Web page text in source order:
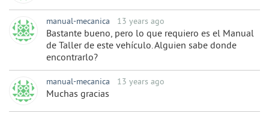
manual-mecanica 13 years ago
Bastante bueno, pero lo que requiero es el Manual
de Taller de este vehículo. Alguien sabe donde
encontrarlo?
manual-mecanica 13 years ago
Muchas gracias